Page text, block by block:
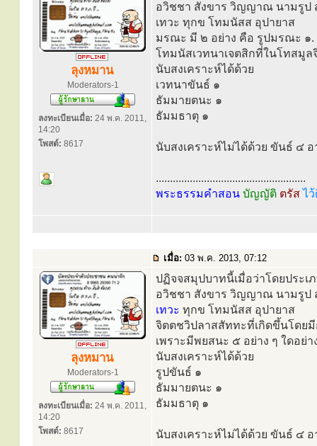
ลุงหมาน
Moderators-1
ลงทะเบียนเมื่อ: 24 พ.ค. 2011,
14:20
โพสต์: 8617
อวิชชา สังขาร วิญญาณ นามรูป
เทวะ ทุกข โทมนัสส อุปายาส
มรณะ มี ๒ อย่าง คือ รูปมรณะ ๑
โทมนัสเวทนาเจตสิกที่ในโทสมูล
นับสงเคราะห์ได้ด้วย
เวทนาขันธ์ ๑
ธัมมายตนะ ๑
ธัมมธาตุ ๑
นับสงเคราะห์ไม่ได้ด้วย ขันธ์ ๔
.....................................................
พระธรรมคำสอน บัญญัติ ตรัสไ
เมื่อ: 03 พ.ค. 2013, 07:12
ลุงหมาน
Moderators-1
ลงทะเบียนเมื่อ: 24 พ.ค. 2011,
14:20
โพสต์: 8617
ปฏิจจสมุปบาทนี้เมื่อว่าโดยประเ
อวิชชา สังขาร วิญญาณ นามรูป
เทวะ ทุกข โทมนัสส อุปายาส
จิตตชวิปลาสสัททะที่เกิดขึ้นโดย
เพราะมีพยสนะ ๕ อย่าง ๆ ใดอย่
นับสงเคราะห์ได้ด้วย
รูปขันธ์ ๑
ธัมมายตนะ ๑
ธัมมธาตุ ๑
นับสงเคราะห์ไม่ได้ด้วย ขันธ์ ๔